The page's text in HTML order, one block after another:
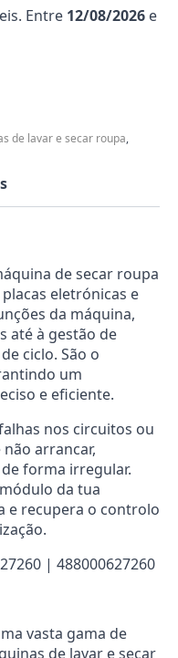
Entre 12/08/2026 e
de lavar e secar roupa,
de secar roupa
eletrónicas e
da máquina,
até à gestão de
ciclo. São o
um
e eficiente.
nos circuitos ou
arrancar,
forma irregular.
da tua
e recupera o controlo
| 488000627260
vasta gama de
de lavar e secar